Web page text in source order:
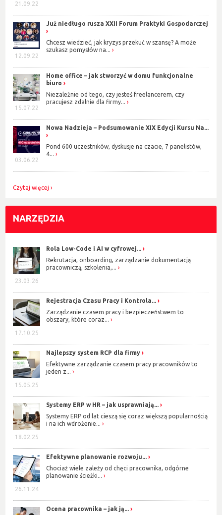
21.09.22
12.09.22
Już niedługo rusza XXII Forum Praktyki Gospodarczej
Chcesz wiedzieć, jak kryzys przekuć w szansę? A może
szukasz pomysłów na...
15.07.22
Home office – jak stworzyć w domu funkcjonalne
biuro
Niezależnie od tego, czy jesteś freelancerem, czy
pracujesz zdalnie dla firmy...
03.06.22
Nowa Nadzieja – Podsumowanie XIX Edycji Kursu Na...
Pond 600 uczestników, dyskusje na czacie, 7 panelistów,
4...
Czytaj więcej
NARZĘDZIA
23.03.26
Rola Low-Code i AI w cyfrowej...
Rekrutacja, onboarding, zarządzanie dokumentacją
pracowniczą, szkolenia,...
17.10.25
Rejestracja Czasu Pracy i Kontrola...
Zarządzanie czasem pracy i bezpieczeństwem to
obszary, które coraz...
15.05.25
Najlepszy system RCP dla firmy
Efektywne zarządzanie czasem pracy pracowników to
jeden z...
18.02.25
Systemy ERP w HR – jak usprawniają...
Systemy ERP od lat cieszą się coraz większą popularnością
i na ich wdrożenie...
26.11.24
Efektywne planowanie rozwoju...
Chociaż wiele zależy od chęci pracownika, odgórne
planowanie ścieżki...
Ocena pracownika – jak ją...